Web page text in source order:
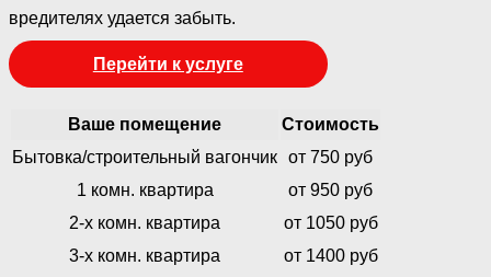
вредителях удается забыть.
Перейти к услуге
Ваше помещение
Стоимость
Бытовка/строительный вагончик от 750 руб
1 комн. квартира
от 950 руб
2-х комн. квартира
от 1050 руб
3-х комн. квартира
от 1400 руб